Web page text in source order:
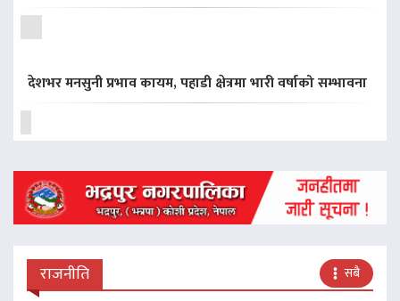
देशभर मनसुनी प्रभाव कायम, पहाडी क्षेत्रमा भारी वर्षाको सम्भावना
राजनीति सबै